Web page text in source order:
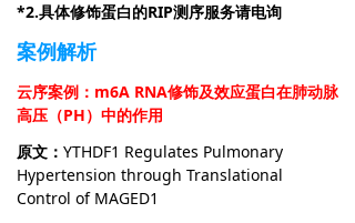
*2.具体修饰蛋白的RIP测序服务请电询
案例解析
云序案例：m6A RNA修饰及效应蛋白在肺动脉
高压（PH）中的作用
原文： YTHDF1 Regulates Pulmonary
Hypertension through Translational
Control of MAGED1